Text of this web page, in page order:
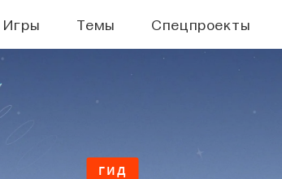
Игры Темы Спецпроекты
ГИД